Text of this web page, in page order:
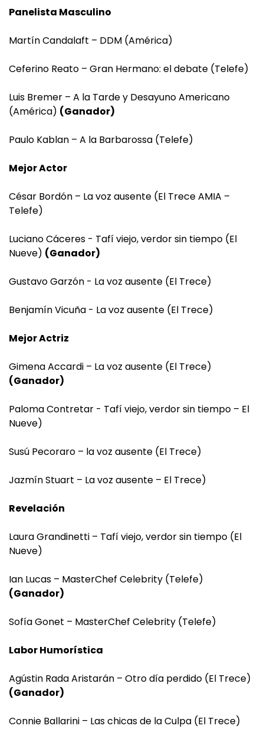
Panelista Masculino
Martín Candalaft – DDM (América)
Ceferino Reato – Gran Hermano: el debate (Telefe)
Luis Bremer – A la Tarde y Desayuno Americano
(América) (Ganador)
Paulo Kablan – A la Barbarossa (Telefe)
Mejor Actor
César Bordón – La voz ausente (El Trece AMIA –
Telefe)
Luciano Cáceres - Tafí viejo, verdor sin tiempo (El
Nueve) (Ganador)
Gustavo Garzón - La voz ausente (El Trece)
Benjamín Vicuña - La voz ausente (El Trece)
Mejor Actriz
Gimena Accardi – La voz ausente (El Trece)
(Ganador)
Paloma Contretar - Tafí viejo, verdor sin tiempo – El
Nueve)
Susú Pecoraro – la voz ausente (El Trece)
Jazmín Stuart – La voz ausente – El Trece)
Revelación
Laura Grandinetti – Tafí viejo, verdor sin tiempo (El
Nueve)
Ian Lucas – MasterChef Celebrity (Telefe)
(Ganador)
Sofía Gonet – MasterChef Celebrity (Telefe)
Labor Humorística
Agústin Rada Aristarán – Otro día perdido (El Trece)
(Ganador)
Connie Ballarini – Las chicas de la Culpa (El Trece)